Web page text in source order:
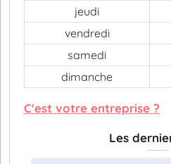
jeudi
vendredi
samedi
dimanche
C'est votre entreprise ?
Les